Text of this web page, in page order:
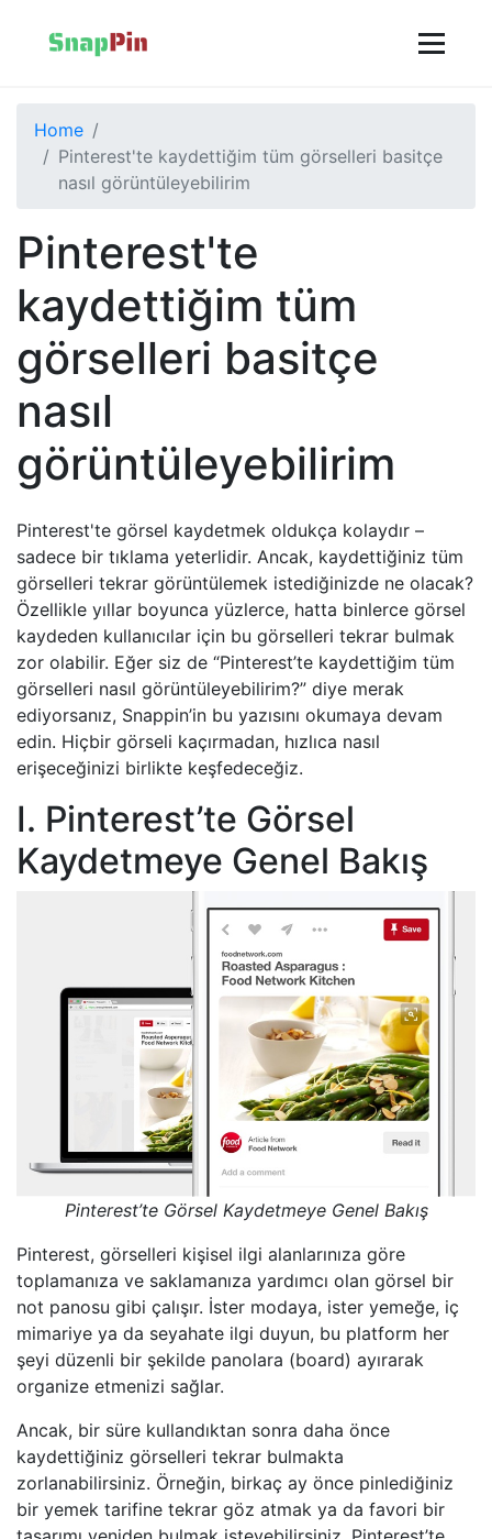
Home
Pinterest'te kaydettiğim tüm görselleri basitçe
nasıl görüntüleyebilirim
Pinterest'te
kaydettiğim tüm
görselleri basitçe
nasıl
görüntüleyebilirim
Pinterest'te görsel kaydetmek oldukça kolaydır –
sadece bir tıklama yeterlidir. Ancak, kaydettiğiniz tüm
görselleri tekrar görüntülemek istediğinizde ne olacak?
Özellikle yıllar boyunca yüzlerce, hatta binlerce görsel
kaydeden kullanıcılar için bu görselleri tekrar bulmak
zor olabilir. Eğer siz de “Pinterest’te kaydettiğim tüm
görselleri nasıl görüntüleyebilirim?” diye merak
ediyorsanız, Snappin’in bu yazısını okumaya devam
edin. Hiçbir görseli kaçırmadan, hızlıca nasıl
erişeceğinizi birlikte keşfedeceğiz.
I. Pinterest’te Görsel
Kaydetmeye Genel Bakış
Pinterest’te Görsel Kaydetmeye Genel Bakış
Pinterest, görselleri kişisel ilgi alanlarınıza göre
toplamanıza ve saklamanıza yardımcı olan görsel bir
not panosu gibi çalışır. İster modaya, ister yemeğe, iç
mimariye ya da seyahate ilgi duyun, bu platform her
şeyi düzenli bir şekilde panolara (board) ayırarak
organize etmenizi sağlar.
Ancak, bir süre kullandıktan sonra daha önce
kaydettiğiniz görselleri tekrar bulmakta
zorlanabilirsiniz. Örneğin, birkaç ay önce pinlediğiniz
bir yemek tarifine tekrar göz atmak ya da favori bir